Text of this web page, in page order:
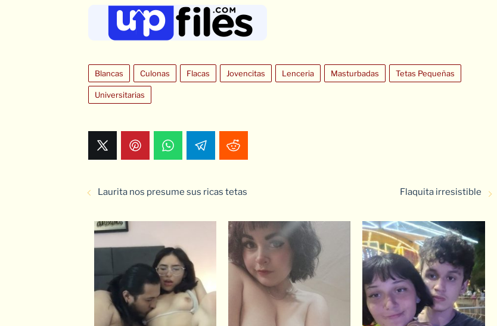
Blancas Culonas Flacas Jovencitas Lenceria Masturbadas Tetas Pequeñas
Universitarias
Laurita nos presume sus ricas tetas Flaquita irresistible